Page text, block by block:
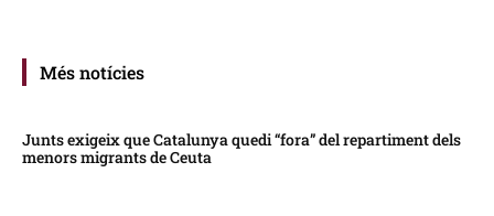
Més notícies
Junts exigeix que Catalunya quedi “fora” del repartiment dels
menors migrants de Ceuta